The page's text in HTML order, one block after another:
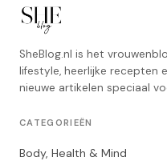
SheBlog.nl is het
lifestyle, heerlijke recepten
nieuwe artikelen speciaal
CATEGORIEËN
Body, Health & Mind